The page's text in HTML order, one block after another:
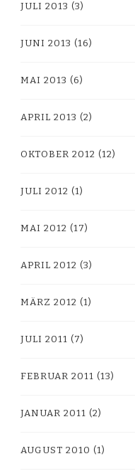
JULI 2013 (3)
JUNI 2013 (16)
MAI 2013 (6)
APRIL 2013 (2)
OKTOBER 2012 (12)
JULI 2012 (1)
MAI 2012 (17)
APRIL 2012 (3)
MÄRZ 2012 (1)
JULI 2011 (7)
FEBRUAR 2011 (13)
JANUAR 2011 (2)
AUGUST 2010 (1)